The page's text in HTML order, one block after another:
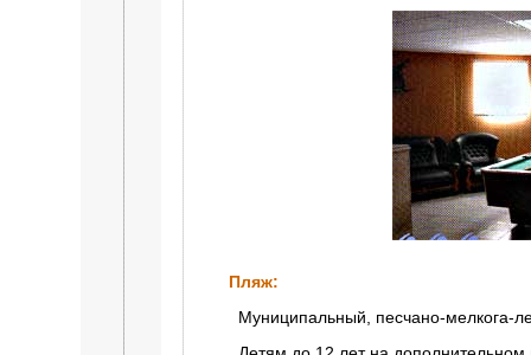
Пляж:
Муниципальный, песчано-мелкога-